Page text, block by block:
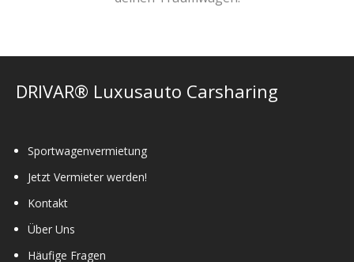
DRIVAR® Luxusauto Carsharing
Sportwagenvermietung
Jetzt Vermieter werden!
Kontakt
Über Uns
Häufige Fragen